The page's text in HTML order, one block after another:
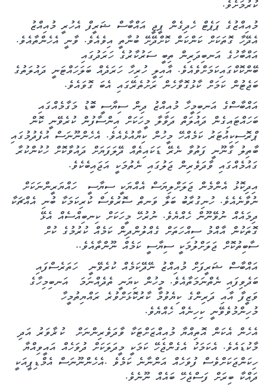
ކުރުމަށެވެ.
މުއިއްޒުގެ ޕަޕެޓް ހެދިގެން ޕީޖީ އައްބާސް ޝަރީފް އެހުރީ މުއިއްޒު
އެދޭހާ ގޮތަކަށް ކަންކަން ކޮށްދޭށޭ ބުނާތީ އިވެއެވެ. ވާނީ އެހެންތާއެވެ.
އައްބާހުގެ އަނބިދަރިން ތިބީ ސަރުކާރުގެ ހަރަދުގައި
ބޭންކޮކްގައިކަމަށްވެއެވެ. އާއިލީ ހުރިހާ ހަރަދެއް ބަލަހައްޓަނީ ދައުލަތުގެ
ބަޖެޓުން ކަމަށް ކާޅުގޮވާހެން ރަށުތެރޭގައި އެބަ ގޮވައެވެ.
އައްބާސްގެ އަނބިމީހާ މުއިއްޒު ދިން ސިޔާސީ ބޮޑު މަގާމެއްގައި
ބަހައްޓައިގެން ދައުލަތް ދަވާލާ މީހަކަށް އިންސާފުން ކުރެވޭނީ ކޮން
ޕްރޮސިކިއުޓަރު ކަމެއްހޭ މީހުން ކިޔާއުޅެއެވެ. އެހެންނޫނަސް އުފެދުމުގައި
ބާތިލު ގާނޫނީ ފަތުވާ ނެރޭ ޑަކައިތެއް ދޭލަފަޔަށް ދައުވާކޮށް ހުކުންކުރާ
ގައުމެއްގައި ވާދަވެރިން ޖަލުގައި ނެތުމަކީ އަޖައިބެކެވެ.
އިދިކޮޅު އެންމެން ޖަލަށްލިޔަސް އެއްޔަކީ ސިޔާސީ ހައްޔަރީންނަކަށް
ނުވާނެއެވެ. ހުނިގުރާބު ބަލާ ވަނތް ސޮރުވެސް ކުރިކަމަކާ ބުނި އެއްޗަކާ
ދިމައެއް ނުވޭނޫން ހެއްޔެވެ. ނުރުހޭ މީހަކަށް ކިނބިއްސެއް އެޅޭ
ގޮތަކުން އާއްމު ސިއްހަތަށް ގެއްލުންދިން ކަމެއް ކުރުމުގެ ކުށް
ސާބިތުކޮށް ޖަލަށްލުމަކީ ސިޔާސީ ކަމެއް ނޫންތާއެވެ..
އައްބާސް ޝަރީފަށް މުއިއްޒު ނޭދޭކަމެއް ކުރެވޭނީ ހަތަރެސްފައި
ބަދެވިފައި ނެތްނަމަތާއެވެ. މީހުން ކިޔަނީ ތެދެއްނަމަ އަނބިމިހާގެ
ވަޒީފާ އާއި ދަރިންގެ ކިޔެވުމާ ކާރުކޮޅަށްވުރެ ރައްޔިތުމީހާ
މުހިންމުވެވޭނީ ކިހިނެއް ހެއްޔެވެ.
އެހެން އެކަން އޮތިއްޔާ މުއިއްޒަށްޓަކާ ވާދަވެރިންނަށް ކުޜާވަރު އަދި
މާކުޑައެވެ. އެކަމަކު އެގެންޖެހޭ ކަމަކީ މީދަލަކަށް ދުވަހެއް އައީވިއްޔާ
ހިކަންޖަކަށްވެސް ފުވަހެއް އަންނާނެ ކަމެވެ .އެހެންނޫނަސް އެމްޑިޕީއަކީ
ދައްކާ ބިރަށް ފަސްޖެހޭ ބައެއް ނޫނެވެ.